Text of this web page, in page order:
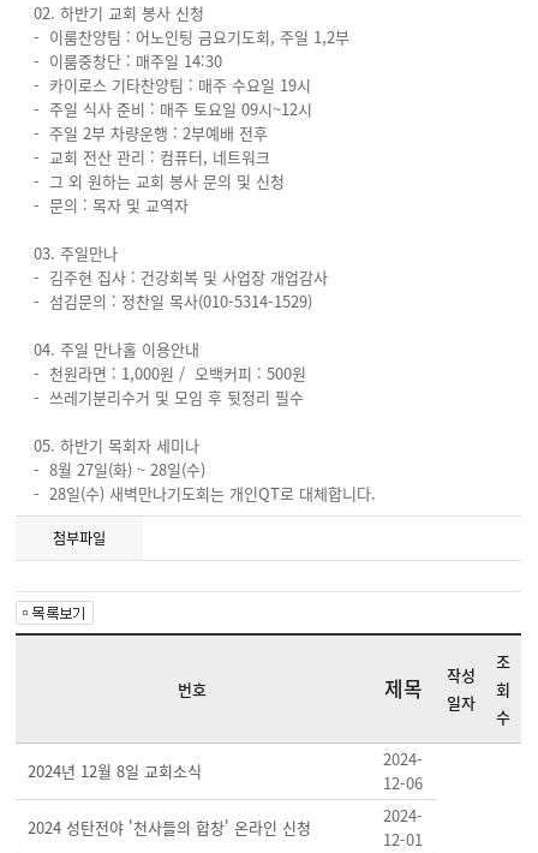
02. 하반기 교회 봉사 신청
- 이룸찬양팀 : 어노인팅 금요기도회, 주일 1,2부
- 이룸중창단 : 매주일 14:30
- 카이로스 기타찬양팀 : 매주 수요일 19시
- 주일 식사 준비 : 매주 토요일 09시~12시
- 주일 2부 차량운행 : 2부예배 전후
- 교회 전산 관리 : 컴퓨터, 네트워크
- 그 외 원하는 교회 봉사 문의 및 신청
- 문의 : 목자 및 교역자
03. 주일만나
- 김주현 집사 : 건강회복 및 사업장 개업감사
- 섬김문의 : 정찬일 목사(010-5314-1529)
04. 주일 만나홀 이용안내
- 천원라면 : 1,000원 / 오백커피 : 500원
- 쓰레기분리수거 및 모임 후 뒷정리 필수
05. 하반기 목회자 세미나
- 8월 27일(화) ~ 28일(수)
- 28일(수) 새벽만나기도회는 개인QT로 대체합니다.
첨부파일
번호 제목
작성
일자
조
회
수
2024년 12월 8일 교회소식
2024-
12-06
2024 성탄전야 '천사들의 합창' 온라인 신청
2024-
12-01